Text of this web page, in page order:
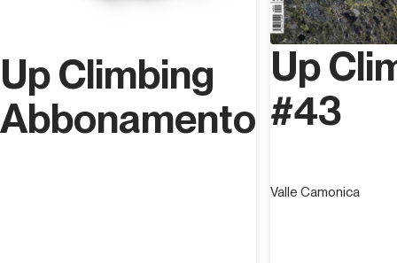
Up Climbing
Abbonamento
Up
#43
Valle Camonica